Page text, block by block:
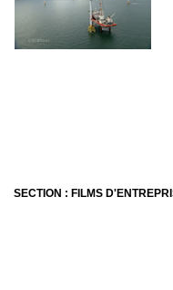
SECTION : FILMS